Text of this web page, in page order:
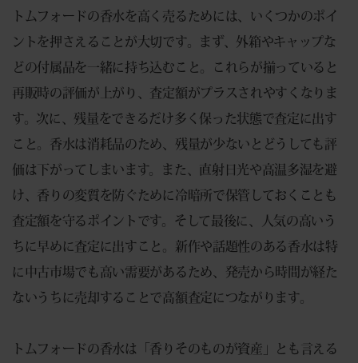
トムフォードの香水を高く売るためには、いくつかのポイ
ントを押さえることが大切です。まず、外箱やキャップな
どの付属品を一緒に持ち込むこと。これらが揃っていると
再販時の評価が上がり、査定額がプラスされやすくなりま
す。次に、残量をできるだけ多く保った状態で査定に出す
こと。香水は消耗品のため、残量が少ないとどうしても評
価は下がってしまいます。また、直射日光や高温多湿を避
け、香りの変質を防ぐために冷暗所で保管しておくことも
査定額を守るポイントです。そして最後に、人気の高いう
ちに早めに査定に出すこと。新作や話題性のある香水は特
に中古市場でも高い需要があるため、発売から時間が経た
ないうちに売却することで高額査定につながります。
トムフォードの香水は「香りそのものが資産」とも言える